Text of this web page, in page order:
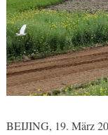
BEIJING, 19. März